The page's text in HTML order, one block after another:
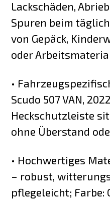
Lackschäden,
Spuren beim
von Gepäck,
oder
•
Scudo 507 VAN,
Heckschutzleiste
ohne Überstand
• Hochwertiges
– robust,
pflegeleicht; Farbe: